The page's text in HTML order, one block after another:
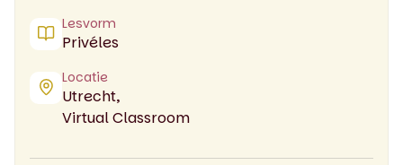
Lesvorm
Privéles
Locatie
Utrecht,
Virtual Classroom